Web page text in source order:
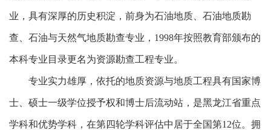
业，具有深厚的历史积淀，前身为石油地质、石油地质勘
查、石油与天然气地质勘查专业， 1998年按照教育部颁布的
本科专业目录更名为资源勘查工程专业。
专业实力雄厚，依托的地质资源与地质工程具有国家博
士、硕士一级学位授予权和博士后流动站，是黑龙江省重点
学科和优势学科，在第四轮学科评估中居于全国第12位。拥